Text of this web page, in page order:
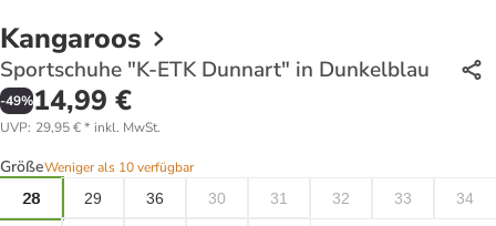
Kangaroos
Sportschuhe "K-ETK Dunnart" in Dunkelblau
-49%14,99 €
UVP: 29,95 €* inkl. MwSt.
GrößeWeniger als 10 verfügbar
28
29 36 30 31 32 33 34